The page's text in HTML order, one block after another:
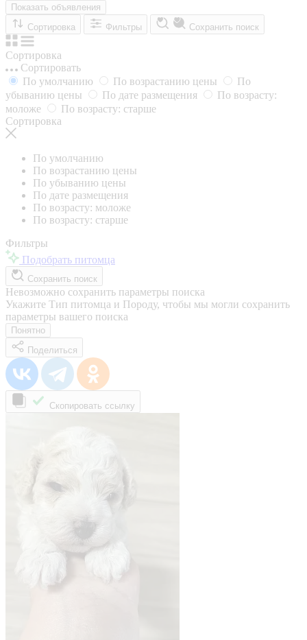
Показать объявления
Сортировка
Фильтры Сохранить поиск
Сортировка
Сортировать
По умолчанию
По возрастанию цены
По
убыванию цены
По дате размещения
По возрасту:
моложе
По возрасту: старше
Сортировка
По умолчанию
По возрастанию цены
По убыванию цены
По дате размещения
По возрасту: моложе
По возрасту: старше
Фильтры
Подобрать питомца
Сохранить поиск
Невозможно сохранить параметры поиска
Укажите Тип питомца и Породу, чтобы мы могли сохранить
параметры вашего поиска
Понятно
Поделиться
Скопировать ссылку